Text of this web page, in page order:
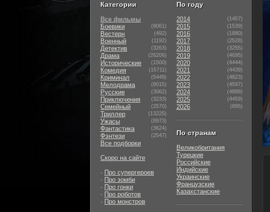
Категории
Все фильмы
Боевики
(8061)
Вестерн (492)
Военный (1192)
Детектив (3263)
Драма (26206)
Исторические (1500)
Комедия (15711)
Криминал (5449)
Мелодрама (8015)
Русские (3062)
Приключения (3233)
Семейный (2570)
Триллер (13225)
Ужасы (8973)
Фантастика (3624)
Фэнтези (2547)
Все подборки
Скоро на сайте
- Про супергероев
- Про зомби
- Про гонки
- Про роботов
- Про монстров
По году
2014 (1457)
2015 (1539)
2016 (1880)
2017 (2528)
2018 (3255)
2019 (4695)
2020 (4444)
2021 (4439)
2022 (4823)
2023 (4597)
2024 (4888)
2025 (4459)
2026 (895)
По странам
Великобритания
Турецкие
Российские
Индийские
Украинские
Французские
Казахстанские